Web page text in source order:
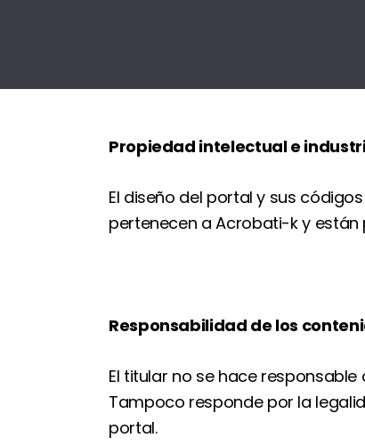
Propiedad intelectual e
El diseño del portal y sus
pertenecen a Acrobati-k y
Responsabilidad de los
El titular no se hace
Tampoco responde por la
portal.